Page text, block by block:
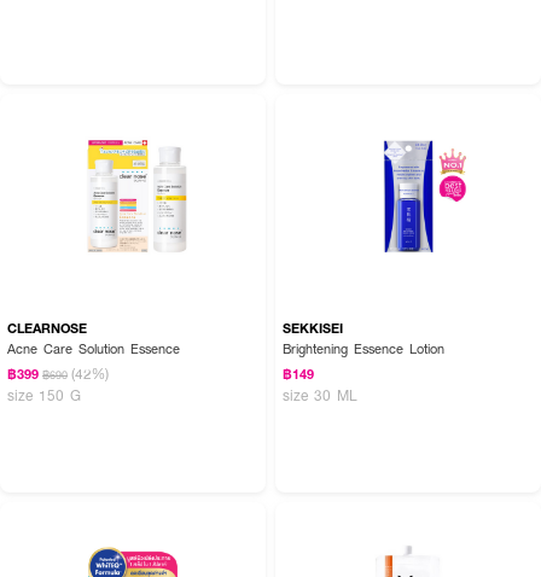
CLEARNOSE
Acne Care Solution Essence
฿399 ฿690 (42%)
size 150 G
SEKKISEI
Brightening Essence Lotion
฿149
size 30 ML